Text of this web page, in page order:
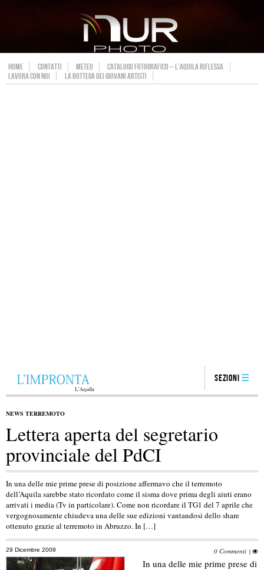
HOME CONTATTI METEO
CATALOGO FOTOGRAFICO – L’AQUILA RIFLESSA
LAVORA CON NOI
LA BOTTEGA DEI GIOVANI ARTISTI
Sezioni
NEWS TERREMOTO
Lettera aperta del segretario
provinciale del PdCI
In una delle mie prime prese di posizione affermavo che il terremoto
dell’Aquila sarebbe stato ricordato come il sisma dove prima degli aiuti erano
arrivati i media (Tv in particolare). Come non ricordare il TG1 del 7 aprile che
vergognosamente chiudeva una delle sue edizioni vantandosi dello share
ottenuto grazie al terremoto in Abruzzo. In […]
29 Dicembre 2009 0 Commenti |
In una delle mie prime prese di